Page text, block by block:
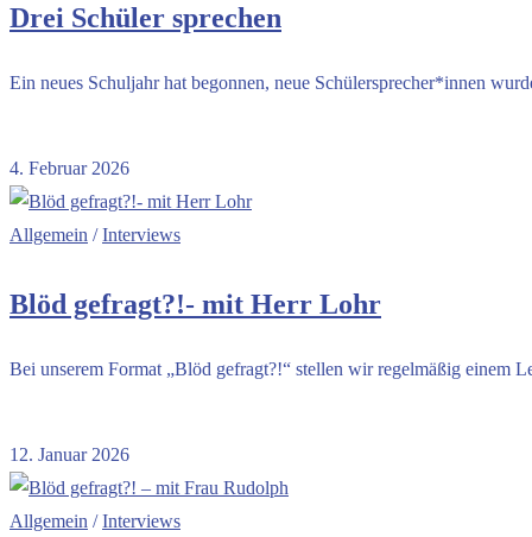
Drei Schüler sprechen
Ein neues Schuljahr hat begonnen, neue Schülersprecher*innen
4. Februar 2026
Allgemein /Interviews
Blöd gefragt?!- mit Herr Lohr
Bei unserem Format „Blöd gefragt?!“ stellen wir regelmäßig einem
12. Januar 2026
Allgemein /Interviews